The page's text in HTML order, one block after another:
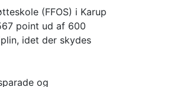
(FFOS) i Karup
point ud af 600
idet der skydes
og